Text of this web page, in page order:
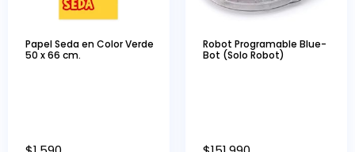
Papel Seda en Color Verde
50 x 66 cm.
Robot Programable Blue-
Bot (Solo Robot)